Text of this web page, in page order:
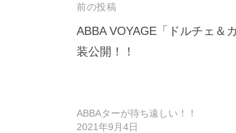
投
稿
ナ
ー
前の投稿
ABBA VOYAGE「ドルチェ＆
装公開！！
ABBAターが待ち遠しい！！
2021年9月4日